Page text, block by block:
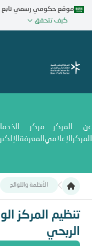
تجاوز
المحتوى
موقع حكومي رسمي تابع
كيف تتحقق
عن
المركز
المركز
الإعلامي
مركز
المعرفة
الأنظمة واللوائح
تنظيم المركز الوطني
تنظيم المركز
الربحي